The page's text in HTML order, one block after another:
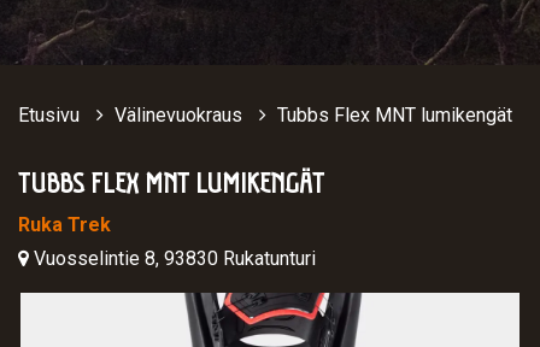
Etusivu Välinevuokraus Tubbs Flex MNT lumikengät
TUBBS FLEX MNT LUMIKENGÄT
Ruka Trek
Vuosselintie 8, 93830 Rukatunturi